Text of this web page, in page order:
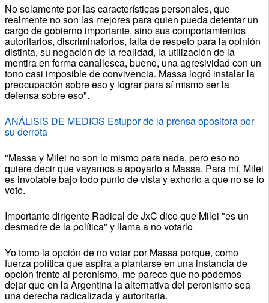
No solamente por las características personales, que
realmente no son las mejores para quien pueda detentar un
cargo de gobierno importante, sino sus comportamientos
autoritarios, discriminatorios, falta de respeto para la opinión
distinta, su negación de la realidad, la utilización de la
mentira en forma canallesca, bueno, una agresividad con un
tono casi imposible de convivencia. Massa logró instalar la
preocupación sobre eso y lograr para sí mismo ser la
defensa sobre eso".
ANÁLISIS DE MEDIOS Estupor de la prensa opositora por
su derrota
"Massa y Milei no son lo mismo para nada, pero eso no
quiere decir que vayamos a apoyarlo a Massa. Para mí, Milei
es invotable bajo todo punto de vista y exhorto a que no se lo
vote.
Importante dirigente Radical de JxC dice que Milei "es un
desmadre de la política" y llama a no votarlo
Yo tomo la opción de no votar por Massa porque, como
fuerza política que aspira a plantarse en una instancia de
opción frente al peronismo, me parece que no podemos
dejar que en la Argentina la alternativa del peronismo sea
una derecha radicalizada y autoritaria.